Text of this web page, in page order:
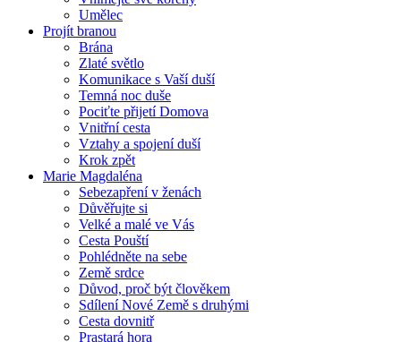
Umělec
Projít branou
Brána
Zlaté světlo
Komunikace s Vaší duší
Temná noc duše
Pociťte přijetí Domova
Vnitřní cesta
Vztahy a spojení duší
Krok zpět
Marie Magdaléna
Sebezapření v ženách
Důvěřujte si
Velké a malé ve Vás
Cesta Pouští
Pohlédněte na sebe
Země srdce
Důvod, proč být člověkem
Sdílení Nové Země s druhými
Cesta dovnitř
Prastará hora